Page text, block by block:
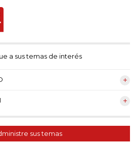
a sus temas de interés
sus temas